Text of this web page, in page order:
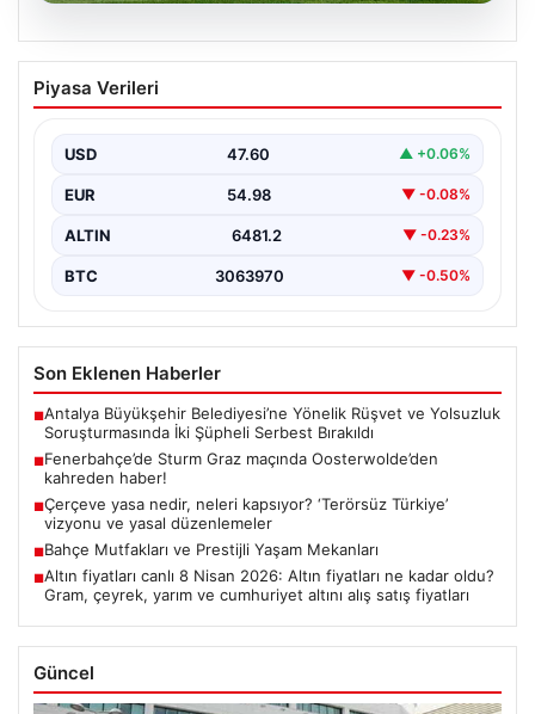
Fenerbahçe’de Sturm Graz maçında
Oosterwolde’den kahreden haber!
Piyasa Verileri
USD 47.60 ▲ +0.06%
EUR 54.98 ▼ -0.08%
ALTIN 6481.2 ▼ -0.23%
BTC 3063970 ▼ -0.50%
Son Eklenen Haberler
■Antalya Büyükşehir Belediyesi’ne Yönelik Rüşvet ve Yolsuzluk
Soruşturmasında İki Şüpheli Serbest Bırakıldı
■Fenerbahçe’de Sturm Graz maçında Oosterwolde’den
kahreden haber!
■Çerçeve yasa nedir, neleri kapsıyor? ‘Terörsüz Türkiye’
vizyonu ve yasal düzenlemeler
■Bahçe Mutfakları ve Prestijli Yaşam Mekanları
■Altın fiyatları canlı 8 Nisan 2026: Altın fiyatları ne kadar oldu?
Gram, çeyrek, yarım ve cumhuriyet altını alış satış fiyatları
Güncel